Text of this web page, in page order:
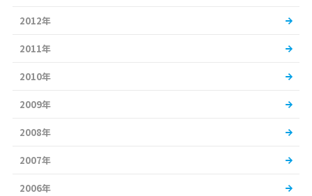
2012年
2011年
2010年
2009年
2008年
2007年
2006年